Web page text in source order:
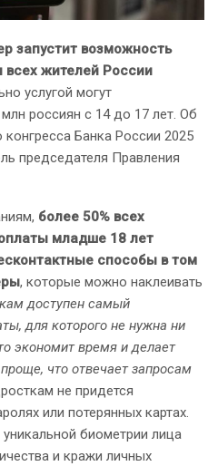
запустит возможность
жителей России
услугой могут
россиян с 14 до 17 лет. Об
Банка России 2025
председателя Правления
более 50% всех
младше 18 лет
способы в том
, которые можно наклеивать
доступен самый
для которого не нужна ни
экономит время и делает
что отвечает запросам
не придется
или потерянных картах.
биометрии лица
и кражи личных